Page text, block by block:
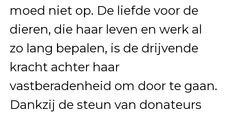
moed niet op. De liefde voor de
dieren, die haar leven en werk al
zo lang bepalen, is de drijvende
kracht achter haar
vastberadenheid om door te gaan.
Dankzij de steun van donateurs